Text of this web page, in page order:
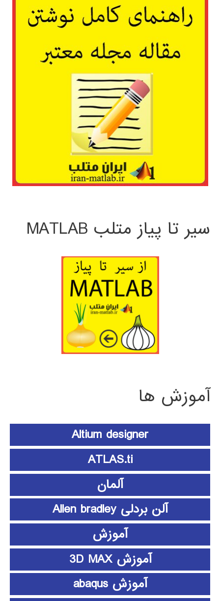
سیر تا پیاز متلب MATLAB
آموزش ها
Altium designer
ATLAS.ti
آلمان
آلن بردلی Allen bradley
آموزش
آموزش 3D MAX
آموزش abaqus